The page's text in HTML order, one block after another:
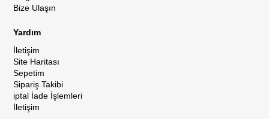
Bize Ulaşın
Yardım
İletişim
Site Haritası
Sepetim
Sipariş Takibi
iptal İade İşlemleri
İletişim